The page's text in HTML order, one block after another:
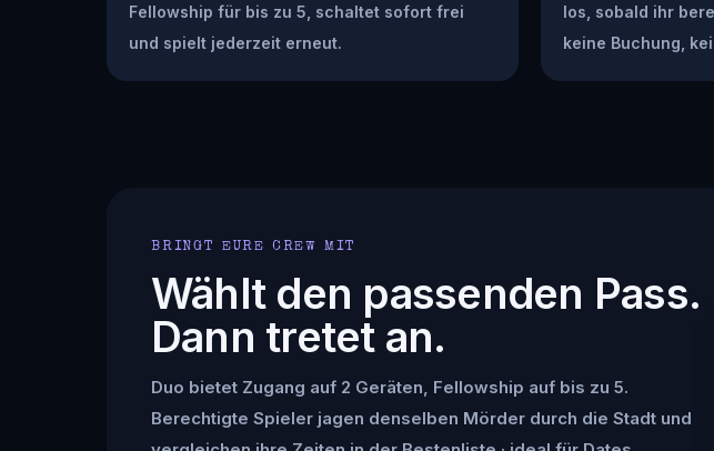
Fellowship für bis zu 5, schaltet sofort frei
und spielt jederzeit erneut.
los, sobald ihr
keine Buchung,
BRINGT EURE CREW MIT
Wählt den passenden Pass.
Dann tretet an.
Duo bietet Zugang auf 2 Geräten, Fellowship auf bis zu 5.
Berechtigte Spieler jagen denselben Mörder durch die Stadt und